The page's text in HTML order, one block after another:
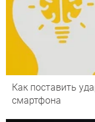
Как поставить
смартфона